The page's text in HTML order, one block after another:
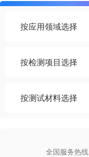
按应用领域选择
按检测项目选择
按测试材料选择
全国服务热线